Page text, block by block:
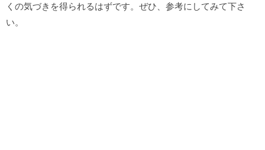
くの気づきを得られるはずです。ぜひ、参考にしてみて下さ
い。